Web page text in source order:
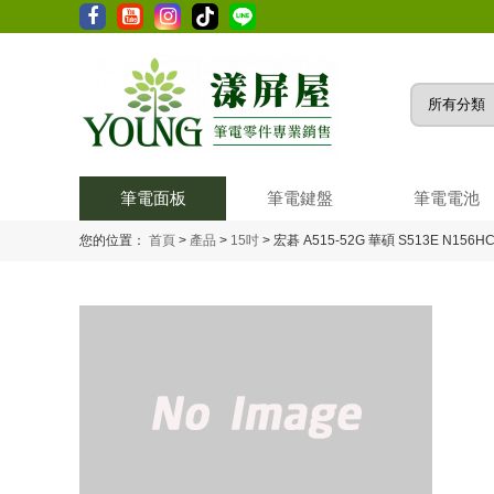
筆電面板 筆電鍵盤 筆電電池
您的位置： 首頁 > 產品 > 15吋 > 宏碁 A515-52G 華碩 S513E